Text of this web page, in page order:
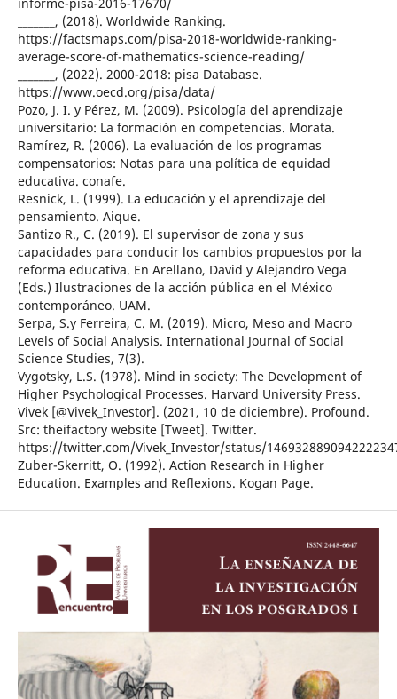
_______, (2018). Worldwide Ranking.
https://factsmaps.com/pisa-2018-worldwide-ranking-
average-score-of-mathematics-science-reading/
_______, (2022). 2000-2018: pisa Database.
https://www.oecd.org/pisa/data/
Pozo, J. I. y Pérez, M. (2009). Psicología del aprendizaje
universitario: La formación en competencias. Morata.
Ramírez, R. (2006). La evaluación de los programas
compensatorios: Notas para una política de equidad
educativa. conafe.
Resnick, L. (1999). La educación y el aprendizaje del
pensamiento. Aique.
Santizo R., C. (2019). El supervisor de zona y sus
capacidades para conducir los cambios propuestos por la
reforma educativa. En Arellano, David y Alejandro Vega
(Eds.) Ilustraciones de la acción pública en el México
contemporáneo. UAM.
Serpa, S.y Ferreira, C. M. (2019). Micro, Meso and Macro
Levels of Social Analysis. International Journal of Social
Science Studies, 7(3).
Vygotsky, L.S. (1978). Mind in society: The Development of
Higher Psychological Processes. Harvard University Press.
Vivek [@Vivek_Investor]. (2021, 10 de diciembre). Profound.
Src: theifactory website [Tweet]. Twitter.
https://twitter.com/Vivek_Investor/status/
Zuber-Skerritt, O. (1992). Action Research in Higher
Education. Examples and Reflexions. Kogan Page.